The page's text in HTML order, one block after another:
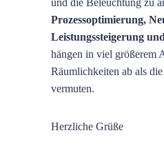
und die Beleuchtung zu
Prozessoptimierung,
Leistungssteigerung
hängen in viel größerem
Räumlichkeiten ab als
vermuten.
Herzliche Grüße